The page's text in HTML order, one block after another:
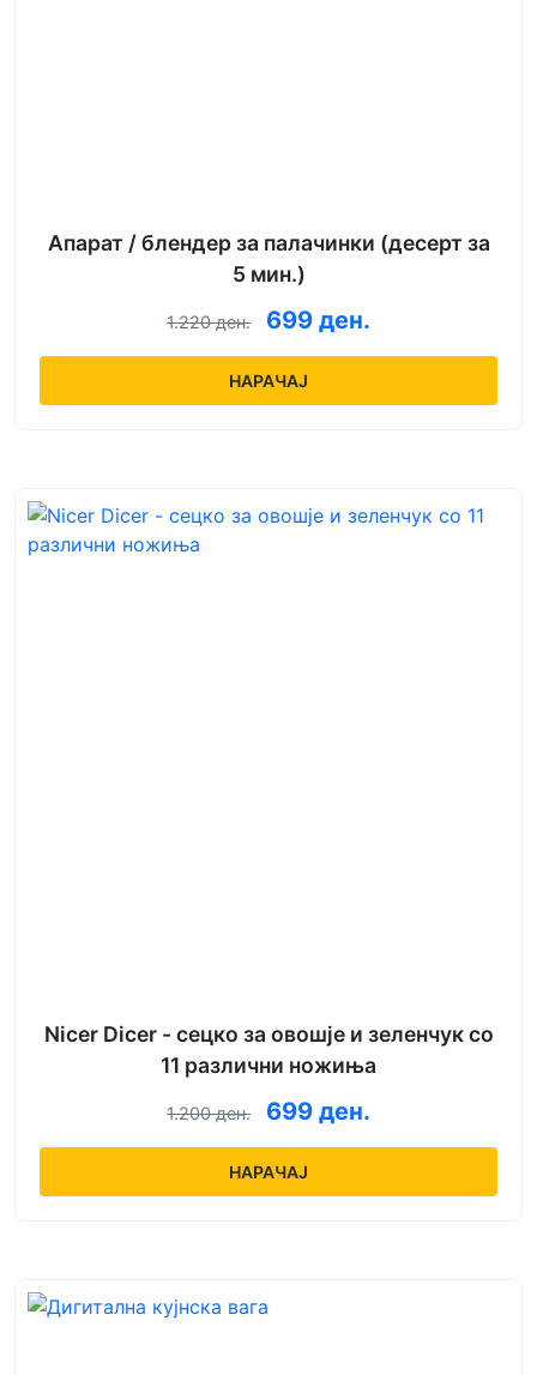
Апарат / блендер за палачинки (десерт за
5 мин.)
1.220 ден. 699 ден.
НАРАЧАЈ
Nicer Dicer - сецко за овошје и зеленчук со
11 различни ножиња
1.200 ден. 699 ден.
НАРАЧАЈ